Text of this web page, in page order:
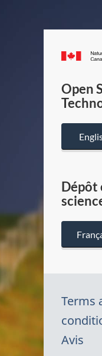
Open
Dépôt
Terms
Avis